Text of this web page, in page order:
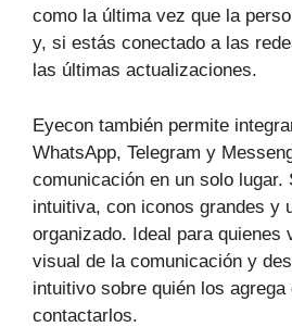
como la última vez que la
y, si estás conectado a las
las últimas actualizaciones.
Eyecon también permite
WhatsApp, Telegram y
comunicación en un solo lugar.
intuitiva, con iconos grandes y
organizado. Ideal para quienes
visual de la comunicación y
intuitivo sobre quién los agrega
contactarlos.